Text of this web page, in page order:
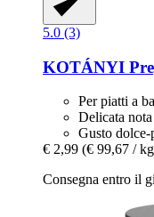
5.0 (3)
KOTÁNYI
Per piatti a
Delicata nota
Gusto dolce-
€ 2,99 (€ 99,67 /
Consegna entro il